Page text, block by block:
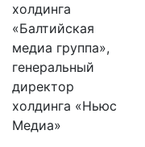
холдинга
«Балтийская
медиа группа»,
генеральный
директор
холдинга «Ньюс
Медиа»